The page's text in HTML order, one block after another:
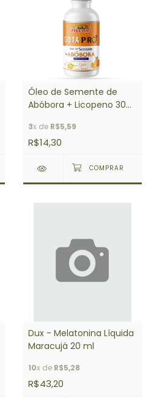
Óleo de Semente de
Abóbora + Licopeno 30
3x de R$5,59
R$14,30
Dux - Melatonina Líquida
Maracujá 20 ml
10x de R$5,28
R$43,20